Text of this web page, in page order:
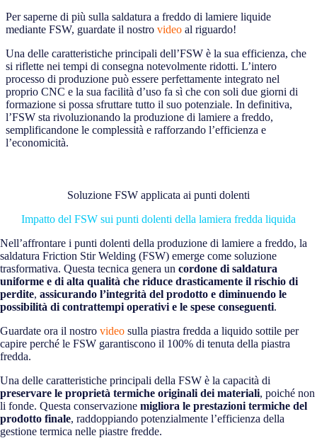
Per saperne di più sulla saldatura a freddo di lamiere liquide
mediante FSW, guardate il nostro video al riguardo!
Una delle caratteristiche principali dell’FSW è la sua efficienza, che
si riflette nei tempi di consegna notevolmente ridotti. L’intero
processo di produzione può essere perfettamente integrato nel
proprio CNC e la sua facilità d’uso fa sì che con soli due giorni di
formazione si possa sfruttare tutto il suo potenziale. In definitiva,
l’FSW sta rivoluzionando la produzione di lamiere a freddo,
semplificandone le complessità e rafforzando l’efficienza e
l’economicità.
Soluzione FSW applicata ai punti dolenti
Impatto del FSW sui punti dolenti della lamiera fredda liquida
Nell’affrontare i punti dolenti della produzione di lamiere a freddo, la
saldatura Friction Stir Welding (FSW) emerge come soluzione
trasformativa. Questa tecnica genera un cordone di saldatura
uniforme e di alta qualità che riduce drasticamente il rischio di
perdite, assicurando l’integrità del prodotto e diminuendo le
possibilità di contrattempi operativi e le spese conseguenti.
Guardate ora il nostro video sulla piastra fredda a liquido sottile per
capire perché le FSW garantiscono il 100% di tenuta della piastra
fredda.
Una delle caratteristiche principali della FSW è la capacità di
preservare le proprietà termiche originali dei materiali, poiché non
li fonde. Questa conservazione migliora le prestazioni termiche del
prodotto finale, raddoppiando potenzialmente l’efficienza della
gestione termica nelle piastre fredde.